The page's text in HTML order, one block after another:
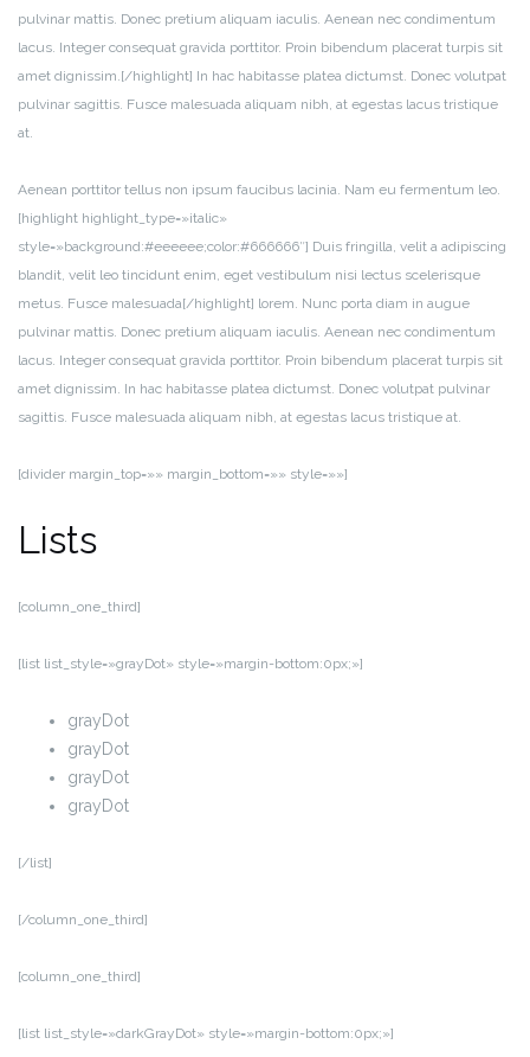
pulvinar mattis. Donec pretium aliquam iaculis. Aenean nec condimentum
lacus. Integer consequat gravida porttitor. Proin bibendum placerat turpis sit
amet dignissim.[/highlight] In hac habitasse platea dictumst. Donec volutpat
pulvinar sagittis. Fusce malesuada aliquam nibh, at egestas lacus tristique
at.
Aenean porttitor tellus non ipsum faucibus lacinia. Nam eu fermentum leo.
[highlight highlight_type=»italic»
style=»background:#eeeeee;color:#666666″] Duis fringilla, velit a adipiscing
blandit, velit leo tincidunt enim, eget vestibulum nisi lectus scelerisque
metus. Fusce malesuada[/highlight] lorem. Nunc porta diam in augue
pulvinar mattis. Donec pretium aliquam iaculis. Aenean nec condimentum
lacus. Integer consequat gravida porttitor. Proin bibendum placerat turpis sit
amet dignissim. In hac habitasse platea dictumst. Donec volutpat pulvinar
sagittis. Fusce malesuada aliquam nibh, at egestas lacus tristique at.
[divider margin_top=»» margin_bottom=»» style=»»]
Lists
[column_one_third]
[list list_style=»grayDot» style=»margin-bottom:0px;»]
grayDot
grayDot
grayDot
grayDot
[/list]
[/column_one_third]
[column_one_third]
[list list_style=»darkGrayDot» style=»margin-bottom:0px;»]